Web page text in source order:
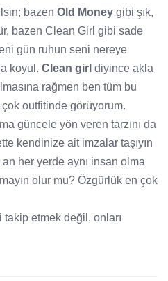
bazen Old Money gibi şık,
bazen Clean Girl gibi sade
gün ruhun seni nereye
koyul. Clean girl diyince akla
rağmen ben tüm bu
outfitinde görüyorum.
güncele yön veren tarzını da
kendinize ait imzalar taşıyın
her yerde aynı insan olma
olur mu? Özgürlük en çok
etmek değil, onları